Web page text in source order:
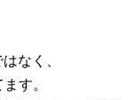
なく、
す。